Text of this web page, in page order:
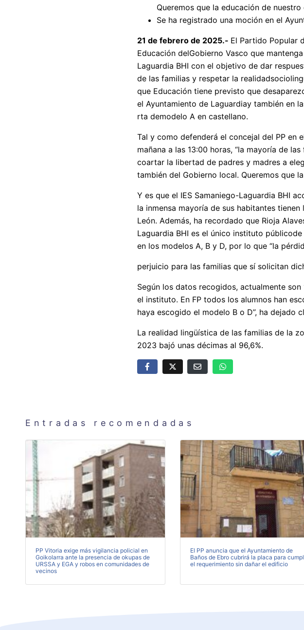
Queremos que la educación de
Se ha registrado una moción en el
21 de febrero de 2025.- El Partido Popular
Educación delGobierno Vasco que
Laguardia BHI con el objetivo de dar
de las familias y respetar la
que Educación tiene previsto que
el Ayuntamiento de Laguardiay también en
rta demodelo A en castellano.
Tal y como defenderá el concejal del PP en
mañana a las 13:00 horas, “la mayoría de
coartar la libertad de padres y madres a
también del Gobierno local. Queremos que
Y es que el IES Samaniego-Laguardia BHI
la inmensa mayoría de sus habitantes
León. Además, ha recordado que Rioja
Laguardia BHI es el único instituto
en los modelos A, B y D, por lo que “la
perjuicio para las familias que sí solicitan
Según los datos recogidos, actualmente
el instituto. En FP todos los alumnos han
haya escogido el modelo B o D”, ha dejado
La realidad lingüística de las familias de la
2023 bajó unas décimas al 96,6%.
Entradas recomendadas
PP Vitoria exige más vigilancia policial en
Goikolarra ante la presencia de okupas de
URSSA y EGA y robos en comunidades de
vecinos
El PP anuncia que el Ayuntamiento de
Baños de Ebro cubrirá la placa para
el requerimiento sin dañar el edificio